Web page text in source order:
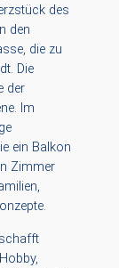
des
den
die zu
Die
der
Im
ein Balkon
Zimmer